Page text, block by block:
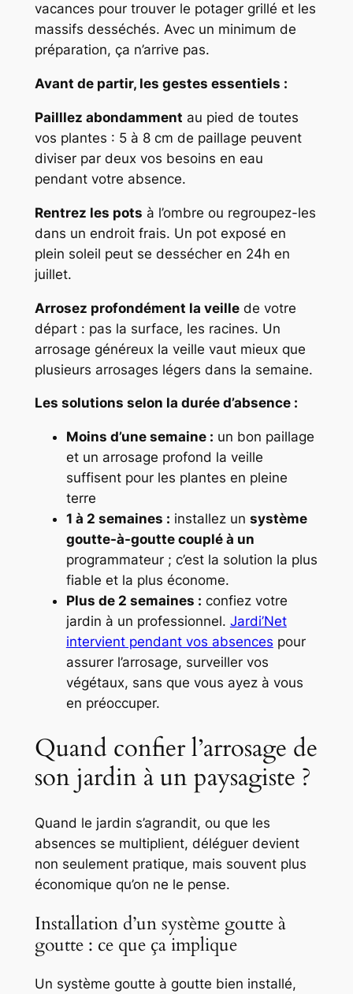
vacances pour trouver le potager grillé et les
massifs desséchés. Avec un minimum de
préparation, ça n’arrive pas.
Avant de partir, les gestes essentiels :
Pailllez abondamment au pied de toutes
vos plantes : 5 à 8 cm de paillage peuvent
diviser par deux vos besoins en eau
pendant votre absence.
Rentrez les pots à l’ombre ou regroupez-les
dans un endroit frais. Un pot exposé en
plein soleil peut se dessécher en 24h en
juillet.
Arrosez profondément la veillede votre
départ : pas la surface, les racines. Un
arrosage généreux la veille vaut mieux que
plusieurs arrosages légers dans la semaine.
Les solutions selon la durée d’absence :
Moins d’une semaine : un bon paillage
et un arrosage profond la veille
suffisent pour les plantes en pleine
terre
1 à 2 semaines : installez un système
goutte-à-goutte couplé à un
programmateur ; c’est la solution la plus
fiable et la plus économe.
Plus de 2 semaines : confiez votre
jardin à un professionnel. Jardi’Net
intervient pendant vos absences pour
assurer l’arrosage, surveiller vos
végétaux, sans que vous ayez à vous
en préoccuper.
Quand confier l’arrosage de
son jardin à un paysagiste ?
Quand le jardin s’agrandit, ou que les
absences se multiplient, déléguer devient
non seulement pratique, mais souvent plus
économique qu’on ne le pense.
Installation d’un système goutte à
goutte : ce que ça implique
Un système goutte à goutte bien installé,